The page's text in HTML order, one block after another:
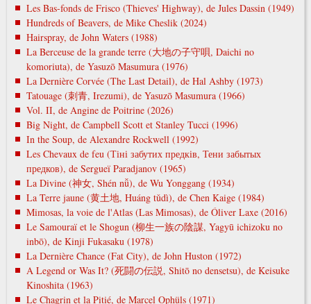
Les Bas-fonds de Frisco (Thieves' Highway), de Jules Dassin (1949)
Hundreds of Beavers, de Mike Cheslik (2024)
Hairspray, de John Waters (1988)
La Berceuse de la grande terre (大地の子守唄, Daichi no
komoriuta), de Yasuzō Masumura (1976)
La Dernière Corvée (The Last Detail), de Hal Ashby (1973)
Tatouage (刺青, Irezumi), de Yasuzō Masumura (1966)
Vol. II, de Angine de Poitrine (2026)
Big Night, de Campbell Scott et Stanley Tucci (1996)
In the Soup, de Alexandre Rockwell (1992)
Les Chevaux de feu (Тіні забутих предків, Тени забытых
предков), de Sergueï Paradjanov (1965)
La Divine (神女, Shén nǚ), de Wu Yonggang (1934)
La Terre jaune (黄土地, Huáng tǔdì), de Chen Kaige (1984)
Mimosas, la voie de l'Atlas (Las Mimosas), de Óliver Laxe (2016)
Le Samouraï et le Shogun (柳生一族の陰謀, Yagyū ichizoku no
inbō), de Kinji Fukasaku (1978)
La Dernière Chance (Fat City), de John Huston (1972)
A Legend or Was It? (死闘の伝説, Shitō no densetsu), de Keisuke
Kinoshita (1963)
Le Chagrin et la Pitié, de Marcel Ophüls (1971)